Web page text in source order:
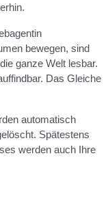
bewegen, sind
ganze Welt lesbar.
Das Gleiche
automatisch
Spätestens
werden auch Ihre